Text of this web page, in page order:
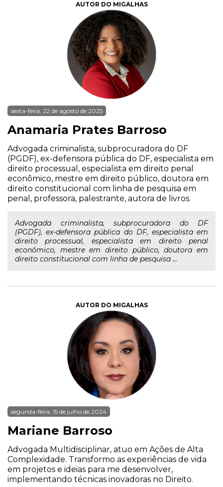
AUTOR DO MIGALHAS
sexta-feira, 22 de agosto de 2025
Anamaria Prates Barroso
Advogada criminalista, subprocuradora do DF
(PGDF), ex-defensora pública do DF, especialista em
direito processual, especialista em direito penal
econômico, mestre em direito público, doutora em
direito constitucional com linha de pesquisa em
penal, professora, palestrante, autora de livros.
Advogada criminalista, subprocuradora do DF
(PGDF), ex-defensora pública do DF, especialista em
direito processual, especialista em direito penal
econômico, mestre em direito público, doutora em
direito constitucional com linha de pesquisa ...
AUTOR DO MIGALHAS
segunda-feira, 15 de julho de 2024
Mariane Barroso
Advogada Multidisciplinar, atuo em Ações de Alta
Complexidade. Transformo as experiências de vida
em projetos e ideias para me desenvolver,
implementando técnicas inovadoras no Direito.